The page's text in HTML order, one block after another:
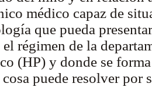
médico capaz de
que pueda
el régimen de la
(HP) y donde se
cosa puede resolver por